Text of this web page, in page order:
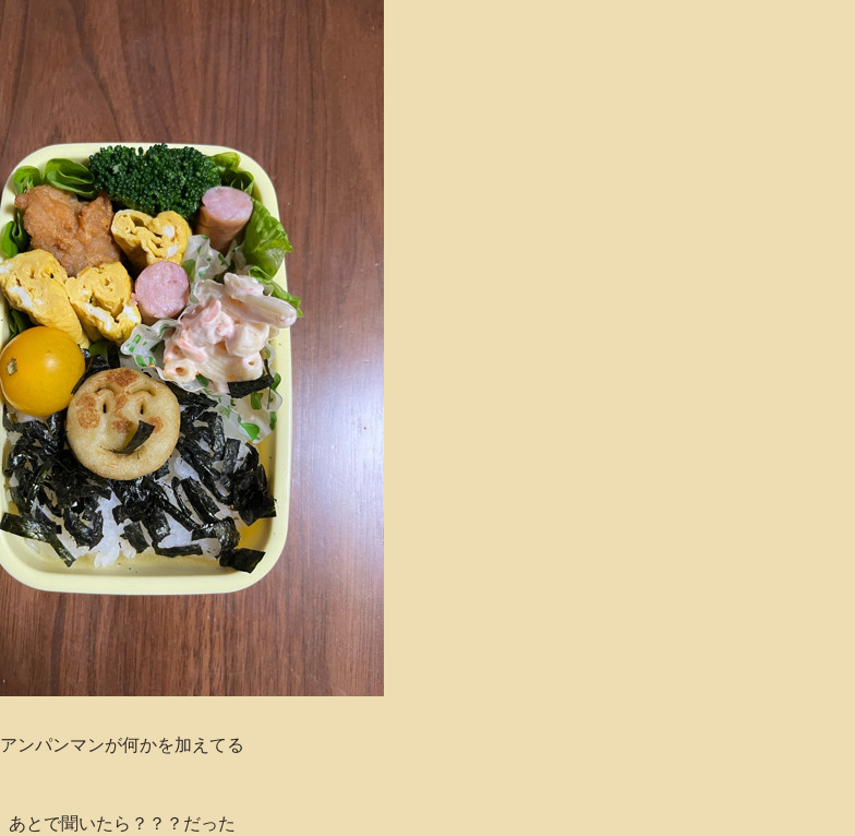
アンパンマンが何かを加えてる
あとで聞いたら？？？だった